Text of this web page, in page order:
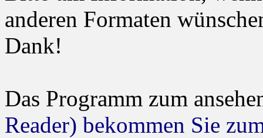
anderen Formaten
Dank!
Das Programm zum
Reader) bekommen Sie